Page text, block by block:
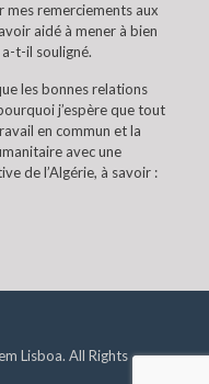
mes remerciements aux
aidé à mener à bien
t-il souligné.
les bonnes relations
j’espère que tout
en commun et la
avec une
de l’Algérie, à savoir :
Lisboa. All Rights